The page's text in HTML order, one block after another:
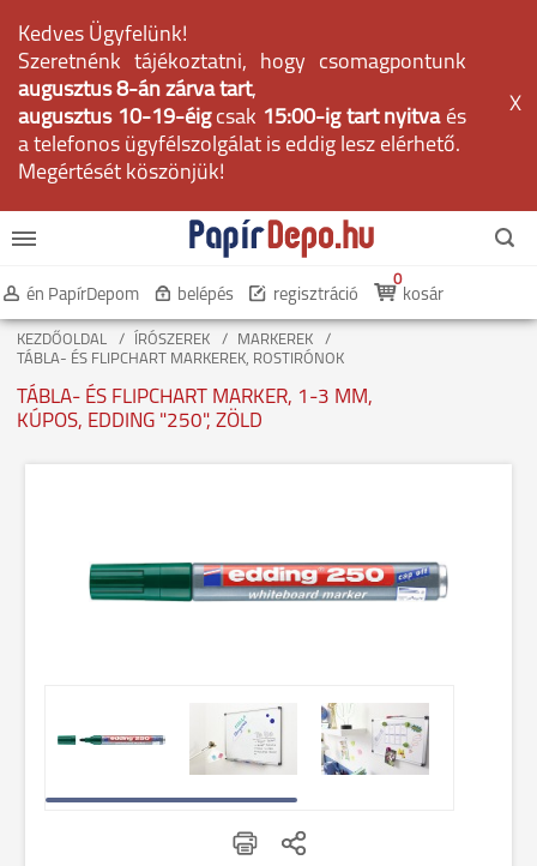
Kedves Ügyfelünk!
Szeretnénk tájékoztatni, hogy csomagpontunk
augusztus 8-án zárva tart,
augusztus 10-19-éig csak 15:00-ig tart nyitvaés
a telefonos ügyfélszolgálat is eddig lesz elérhető.
Megértését köszönjük!
X
én PapírDepom belépés regisztráció kosár
0
KEZDŐOLDAL ÍRÓSZEREK
MARKEREK
TÁBLA- ÉS FLIPCHART MARKEREK, ROSTIRÓNOK
TÁBLA- ÉS FLIPCHART MARKER, 1-3 MM,
KÚPOS, EDDING "250", ZÖLD